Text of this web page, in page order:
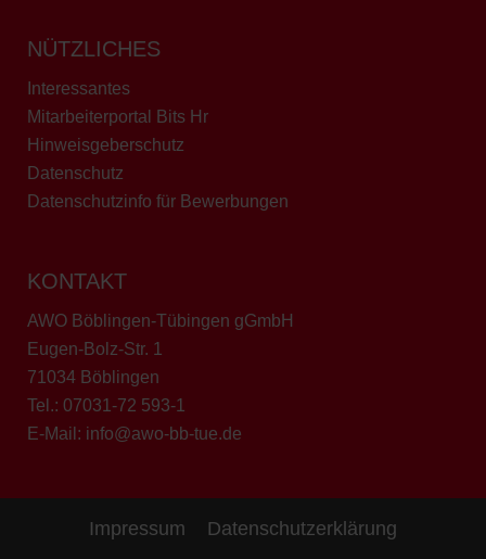
NÜTZLICHES
Interessantes
Mitarbeiterportal Bits Hr
Hinweisgeberschutz
Datenschutz
Datenschutzinfo für Bewerbungen
KONTAKT
AWO Böblingen-Tübingen gGmbH
Eugen-Bolz-Str. 1
71034 Böblingen
Tel.: 07031-72 593-1
E-Mail: info@awo-bb-tue.de
Impressum Datenschutzerklärung